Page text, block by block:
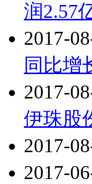
润2.57
2017-
同比增
2017-
伊珠股
2017-
2017-